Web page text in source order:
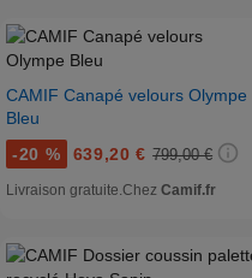
CAMIF Canapé velours Olympe
Bleu
-20 % 639,20 € 799,00 €
Livraison gratuite.Chez Camif.fr